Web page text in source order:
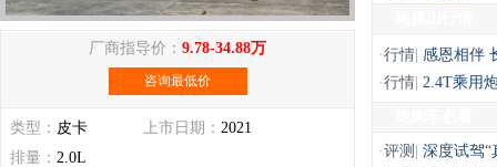
厂商指导价： 9.78-34.88万
咨询最低价
类型： 皮卡 上市日期： 2021
排量： 2.0L
·行情 感恩相伴
·行情 2.4T乘用
·评测
深度试驾“